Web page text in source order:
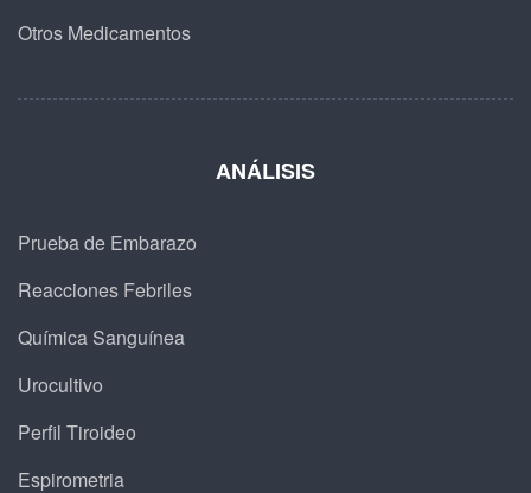
Otros Medicamentos
ANÁLISIS
Prueba de Embarazo
Reacciones Febriles
Química Sanguínea
Urocultivo
Perfil Tiroideo
Espirometria